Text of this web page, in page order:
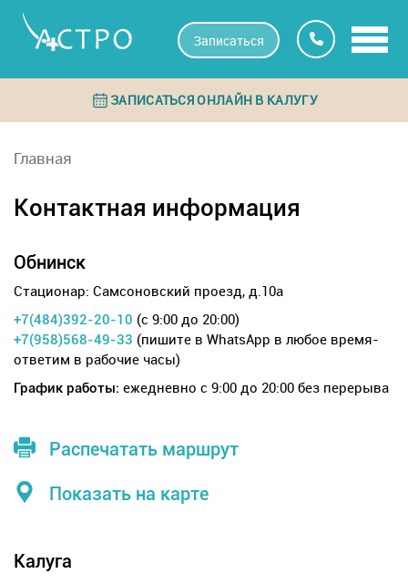
Записаться
ЗАПИСАТЬСЯ ОНЛАЙН В КАЛУГУ
Главная
Контактная информация
Обнинск
Стационар: Самсоновский проезд, д.10а
+7(484)392-20-10 (c 9:00 до 20:00)
+7(958)568-49-33 (пишите в WhatsApp в любое время-
ответим в рабочие часы)
График работы: ежедневно с 9:00 до 20:00 без перерыва
Распечатать маршрут
Показать на карте
Калуга